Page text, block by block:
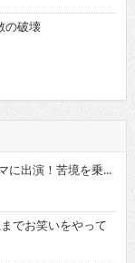
の破壊
に出演！苦境を乗...
でお笑いをやって